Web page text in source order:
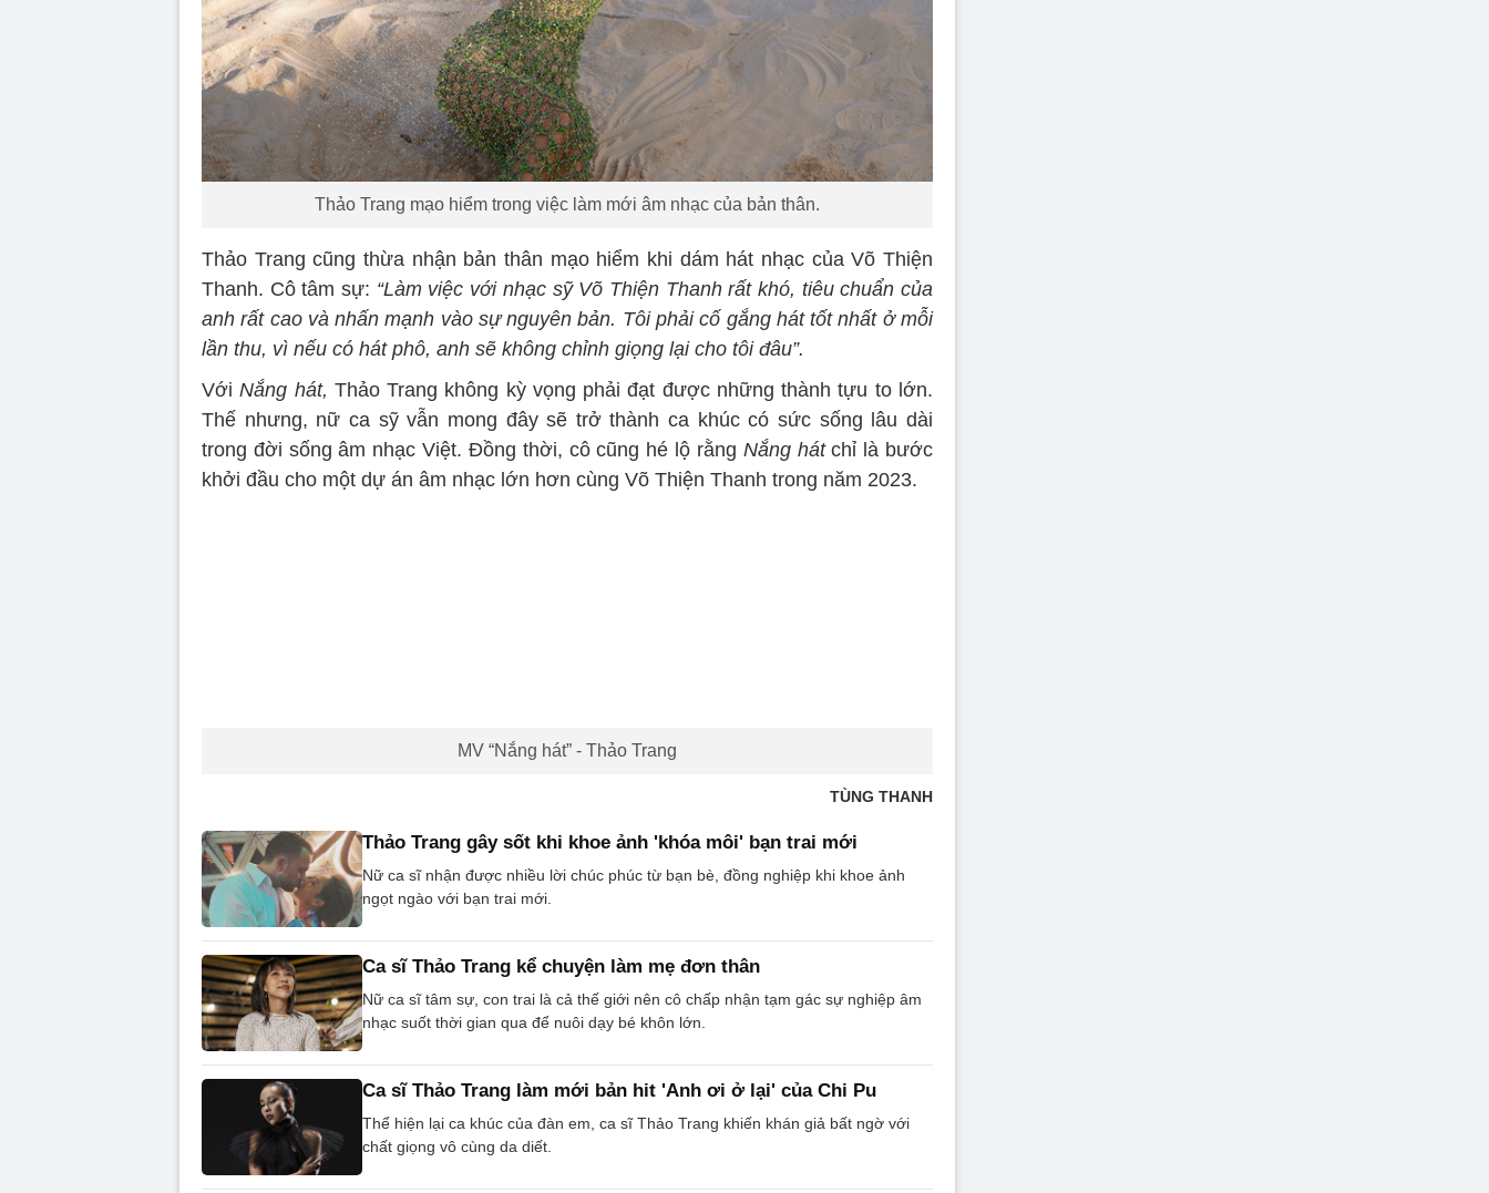
Thảo Trang mạo hiểm trong việc làm mới âm nhạc của bản thân.
Thảo Trang cũng thừa nhận bản thân mạo hiểm khi dám hát nhạc của Võ Thiện
Thanh. Cô tâm sự: “Làm việc với nhạc sỹ Võ Thiện Thanh rất khó, tiêu chuẩn của
anh rất cao và nhấn mạnh vào sự nguyên bản. Tôi phải cố gắng hát tốt nhất ở mỗi
lần thu, vì nếu có hát phô, anh sẽ không chỉnh giọng lại cho tôi đâu”.
VớiNắng hát, Thảo Trang không kỳ vọng phải đạt được những thành tựu to lớn.
Thế nhưng, nữ ca sỹ vẫn mong đây sẽ trở thành ca khúc có sức sống lâu dài
trong đời sống âm nhạc Việt. Đồng thời, cô cũng hé lộ rằng Nắng hátchỉ là bước
khởi đầu cho một dự án âm nhạc lớn hơn cùng Võ Thiện Thanh trong năm 2023.
MV “Nắng hát” - Thảo Trang
TÙNG THANH
Thảo Trang gây sốt khi khoe ảnh 'khóa môi' bạn trai mới
Nữ ca sĩ nhận được nhiều lời chúc phúc từ bạn bè, đồng nghiệp khi khoe ảnh
ngọt ngào với bạn trai mới.
Ca sĩ Thảo Trang kể chuyện làm mẹ đơn thân
Nữ ca sĩ tâm sự, con trai là cả thế giới nên cô chấp nhận tạm gác sự nghiệp âm
nhạc suốt thời gian qua để nuôi dạy bé khôn lớn.
Ca sĩ Thảo Trang làm mới bản hit 'Anh ơi ở lại' của Chi Pu
Thể hiện lại ca khúc của đàn em, ca sĩ Thảo Trang khiến khán giả bất ngờ với
chất giọng vô cùng da diết.